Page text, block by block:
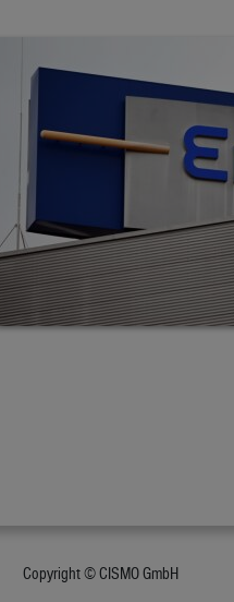
Copyright © CISMO GmbH